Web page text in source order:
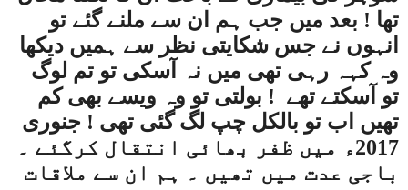
تھا ! بعد میں جب ہم ان سے ملنے گئے تو
انہوں نے جس شکایتی نظر سے ہمیں دیکھا
وہ کہہ رہی تھی میں نہ آسکی تو تم لوگ
تو آسکتے تھے ! بولتی تو وہ ویسے بھی کم
تھیں اب تو بالکل چپ لگ گئی تھی ! جنوری
2017ء میں ظفر بھائی انتقال کرگئے ۔
باجی عدت میں تھیں ۔ ہم ان سے ملاقات